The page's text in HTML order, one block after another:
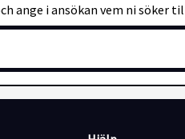
ange i ansökan vem ni söker
med en erfaren